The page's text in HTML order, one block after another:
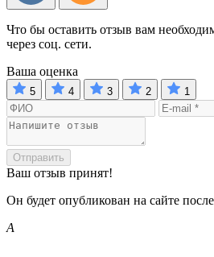
Что бы оставить отзыв вам
через соц. сети.
Ваша оценка
5 4 3 2 1
Отправить
Ваш отзыв принят!
Он будет опубликован на сайте
А